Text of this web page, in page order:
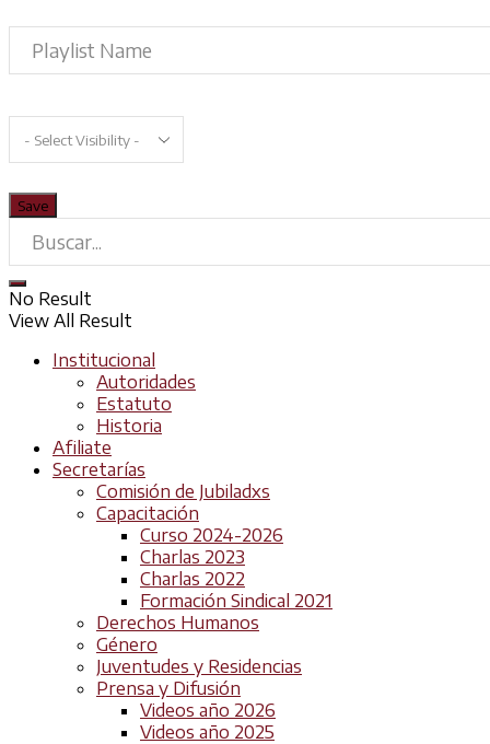
No Result
View All Result
Institucional
Autoridades
Estatuto
Historia
Afiliate
Secretarías
Comisión de Jubiladxs
Capacitación
Curso 2024-2026
Charlas 2023
Charlas 2022
Formación Sindical 2021
Derechos Humanos
Género
Juventudes y Residencias
Prensa y Difusión
Videos año 2026
Videos año 2025